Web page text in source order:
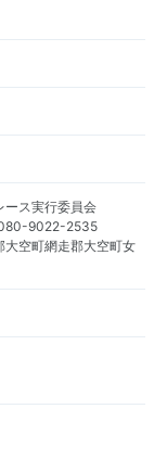
ース実行委員会
9022-2535
空町網走郡大空町女